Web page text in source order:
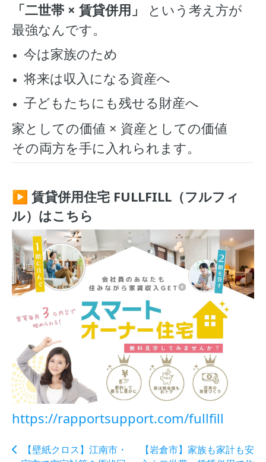
「二世帯 × 賃貸併用」
という考え方が
最強なんです。
今は家族のため
将来は収入になる資産へ
子どもたちにも残せる財産へ
家としての価値 × 資産としての価値
その両方を手に入れられます。
▶ 賃貸併用住宅 FULLFILL（フルフィ
ル）はこちら
https://rapportsupport.com/fullfill
【壁紙クロス】江南市・
【岩倉市】家族も家計も安